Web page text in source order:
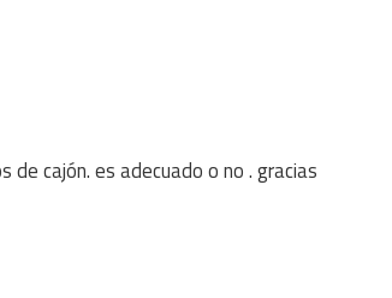
de cajón. es adecuado o no . gracias